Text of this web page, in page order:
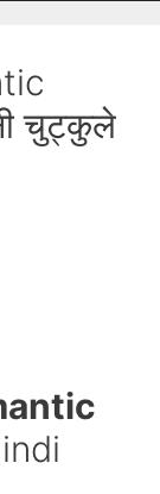
चुट्कुले